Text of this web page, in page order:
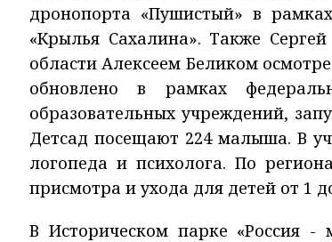
дронопорта «Пушистый» в
«Крылья Сахалина». Также
области Алексеем Беликом
обновлено в рамках
образовательных учреждений,
Детсад посещают 224 малыша. В
логопеда и психолога. По
присмотра и ухода для детей от 1
В Историческом парке «Россия